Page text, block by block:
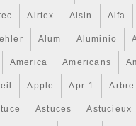
Airtex Aisin Alfa
Alum Aluminio
America Americans
Apple Apr-1 Arbre
Astuces Astucieux